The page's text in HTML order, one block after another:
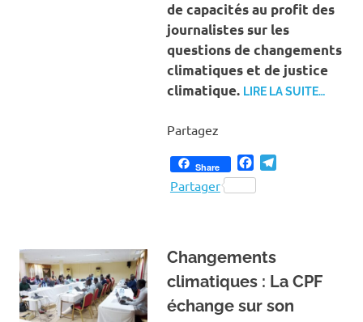
de capacités au profit des
journalistes sur les
questions de changements
climatiques et de justice
climatique. LIRE LA SUITE…
Partagez
Share Facebook
Partager
Changements
climatiques : La CPF
échange sur son